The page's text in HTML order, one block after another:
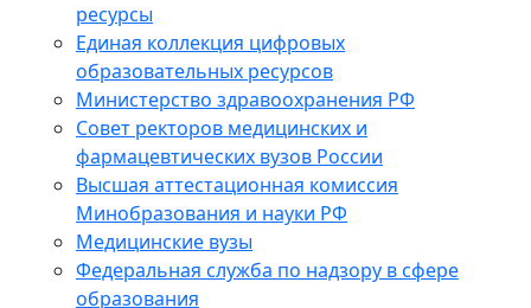
ресурсы
Единая коллекция цифровых
образовательных ресурсов
Министерство здравоохранения РФ
Совет ректоров медицинских и
фармацевтических вузов России
Высшая аттестационная комиссия
Минобразования и науки РФ
Медицинские вузы
Федеральная служба по надзору в сфере
образования